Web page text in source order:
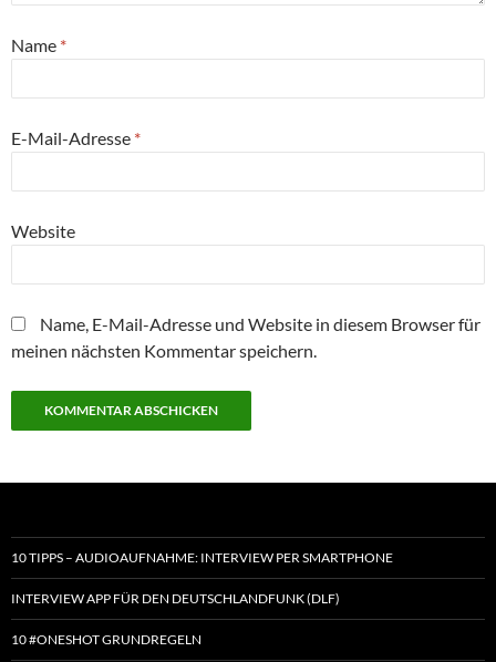
Name *
E-Mail-Adresse *
Website
Name, E-Mail-Adresse und Website in diesem Browser für
meinen nächsten Kommentar speichern.
10 TIPPS – AUDIOAUFNAHME: INTERVIEW PER SMARTPHONE
INTERVIEW APP FÜR DEN DEUTSCHLANDFUNK (DLF)
10 #ONESHOT GRUNDREGELN